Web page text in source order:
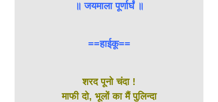
॥ जयमाला पूर्णार्घं ॥
==हाईकू==
शरद पूनो चंदा !
माफी दो, भूलों का मैं पुलिन्दा